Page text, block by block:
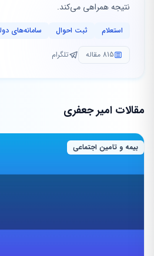
نتیجه همراهی می‌کند.
استعلام ثبت احوال سامانه‌های
815 مقاله تلگرام
مقالات امیر جعفری
بیمه و تامین اجتماعی